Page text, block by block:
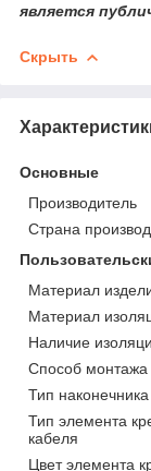
является
Скрыть
Основные
Производитель
Страна
Материал
Материал
Наличие
Способ монтажа
Тип наконечника
Тип элемента
кабеля
Цвет элемента